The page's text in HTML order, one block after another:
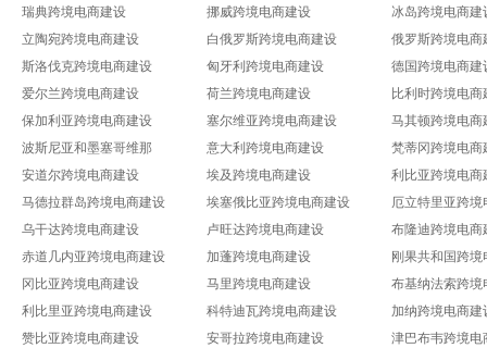
瑞典跨境电商建设
挪威跨境电商建设
冰岛跨境电商建
立陶宛跨境电商建设
白俄罗斯跨境电商建设
俄罗斯跨境电商
斯洛伐克跨境电商建设
匈牙利跨境电商建设
德国跨境电商建
爱尔兰跨境电商建设
荷兰跨境电商建设
比利时跨境电商
保加利亚跨境电商建设
塞尔维亚跨境电商建设
马其顿跨境电商
波斯尼亚和墨塞哥维那
意大利跨境电商建设
梵蒂冈跨境电商
安道尔跨境电商建设
埃及跨境电商建设
利比亚跨境电商
马德拉群岛跨境电商建设
埃塞俄比亚跨境电商建设
厄立特里亚跨
乌干达跨境电商建设
卢旺达跨境电商建设
布隆迪跨境电商
赤道几内亚跨境电商建设
加蓬跨境电商建设
刚果共和国跨境
冈比亚跨境电商建设
马里跨境电商建设
布基纳法索跨境
利比里亚跨境电商建设
科特迪瓦跨境电商建设
加纳跨境电商建
赞比亚跨境电商建设
安哥拉跨境电商建设
津巴布韦跨境电